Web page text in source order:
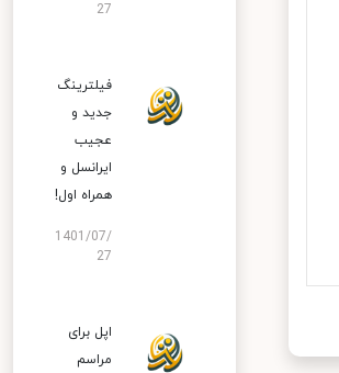
27
فیلترینگ
جدید و
عجیب
ایرانسل و
همراه اول!
1401/07/
27
اپل برای
مراسم